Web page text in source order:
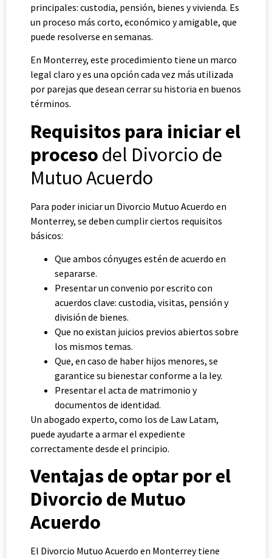
principales: custodia, pensión, bienes y vivienda. Es
un proceso más corto, económico y amigable, que
puede resolverse en semanas.
En Monterrey, este procedimiento tiene un marco
legal claro y es una opción cada vez más utilizada
por parejas que desean cerrar su historia en buenos
términos.
Requisitos para iniciar el
proceso del Divorcio de
Mutuo Acuerdo
Para poder iniciar un Divorcio Mutuo Acuerdo en
Monterrey, se deben cumplir ciertos requisitos
básicos:
Que ambos cónyuges estén de acuerdo en
separarse.
Presentar un convenio por escrito con
acuerdos clave: custodia, visitas, pensión y
división de bienes.
Que no existan juicios previos abiertos sobre
los mismos temas.
Que, en caso de haber hijos menores, se
garantice su bienestar conforme a la ley.
Presentar el acta de matrimonio y
documentos de identidad.
Un abogado experto, como los de Law Latam,
puede ayudarte a armar el expediente
correctamente desde el principio.
Ventajas de optar por el
Divorcio de Mutuo
Acuerdo
El Divorcio Mutuo Acuerdo en Monterrey tiene